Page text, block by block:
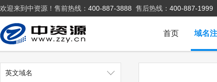
欢迎来到中资源！售前热线： 400-887-3888 售后热线： 400-887-1999
域名
首页
英文域名
.kim .ink
.design .wiki
.work .auto
.link